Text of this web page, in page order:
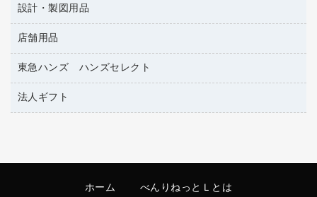
プレゼン用ファイル
ファイルボックス
パイプ式ファイル
その他ファイル
クリヤーブック（差替式）
マーキングペン（油性）
マーキングペン（水性）
ボールペン（油性）
備品／小物ケース
透明テープ 事務用
電話台
介護用品
医療関連用品
工事関連用品
屋外用品
設計・製図用品
設計・製図用品
店舗用品
店舗運営用品
陳列什器
紙手提げ袋
東急ハンズ ハンズセレクト
東急ハンズ
法人ギフト
ホーム べんりねっとＬとは